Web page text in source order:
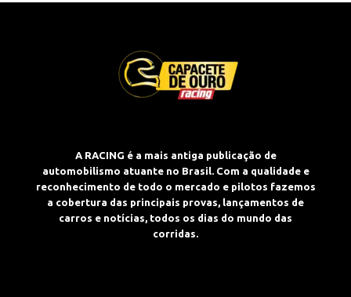
A RACING é a mais antiga publicação de
automobilismo atuante no Brasil. Com a qualidade e
reconhecimento de todo o mercado e pilotos fazemos
a cobertura das principais provas, lançamentos de
carros e notícias, todos os dias do mundo das
corridas.